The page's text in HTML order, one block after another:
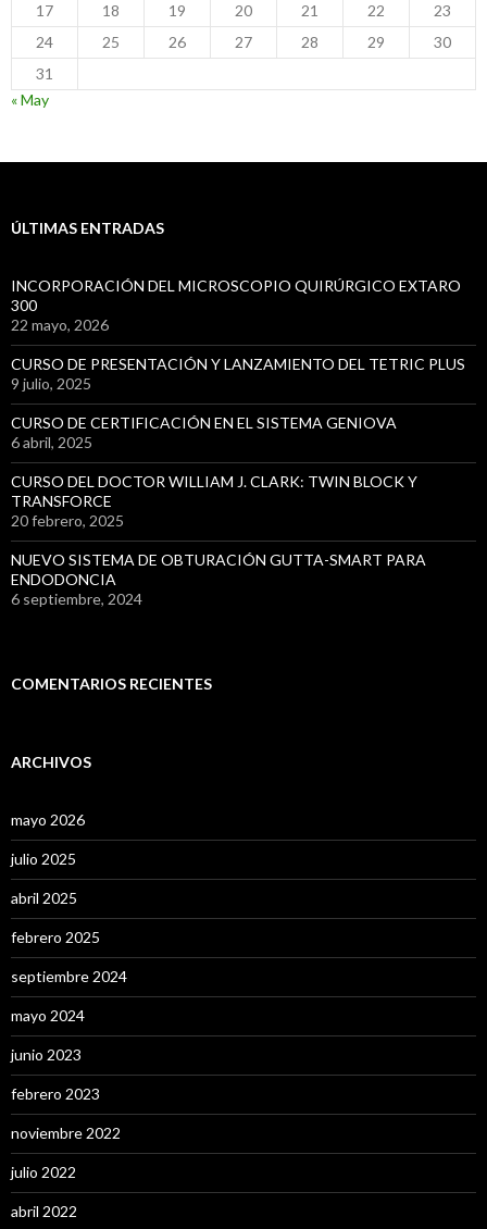
17
18 19 20 21 22
23
24
25 26 27 28 29
30
31
« May
ÚLTIMAS ENTRADAS
INCORPORACIÓN DEL MICROSCOPIO QUIRÚRGICO EXTARO
300
22 mayo, 2026
CURSO DE PRESENTACIÓN Y LANZAMIENTO DEL TETRIC PLUS
9 julio, 2025
CURSO DE CERTIFICACIÓN EN EL SISTEMA GENIOVA
6 abril, 2025
CURSO DEL DOCTOR WILLIAM J. CLARK: TWIN BLOCK Y
TRANSFORCE
20 febrero, 2025
NUEVO SISTEMA DE OBTURACIÓN GUTTA-SMART PARA
ENDODONCIA
6 septiembre, 2024
COMENTARIOS RECIENTES
ARCHIVOS
mayo 2026
julio 2025
abril 2025
febrero 2025
septiembre 2024
mayo 2024
junio 2023
febrero 2023
noviembre 2022
julio 2022
abril 2022